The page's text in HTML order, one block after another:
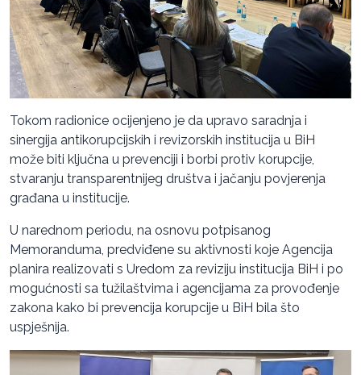
Tokom radionice ocijenjeno je da upravo saradnja i
sinergija antikorupcijskih i revizorskih institucija u BiH
može biti ključna u prevenciji i borbi protiv korupcije,
stvaranju transparentnijeg društva i jačanju povjerenja
građana u institucije.
U narednom periodu, na osnovu potpisanog
Memoranduma, predviđene su aktivnosti koje Agencija
planira realizovati s Uredom za reviziju institucija BiH i po
mogućnosti sa tužilaštvima i agencijama za provođenje
zakona kako bi prevencija korupcije u BiH bila što
uspješnija.